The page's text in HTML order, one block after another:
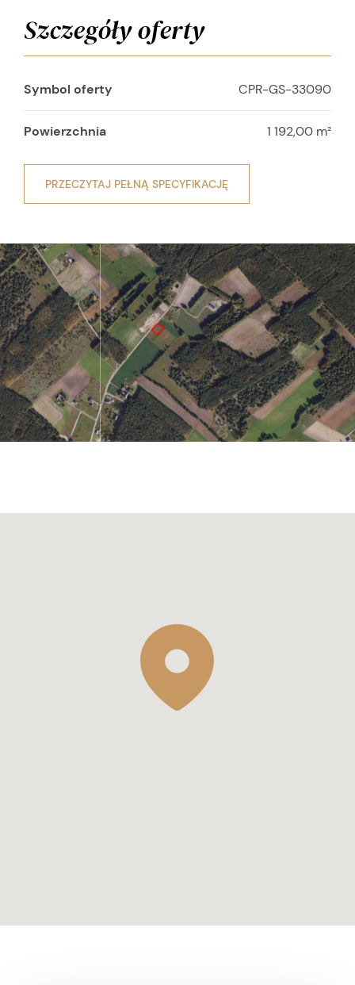
Szczegóły oferty
Symbol oferty CPR-GS-33090
Powierzchnia 1 192,00 m²
PRZECZYTAJ PEŁNĄ SPECYFIKACJĘ